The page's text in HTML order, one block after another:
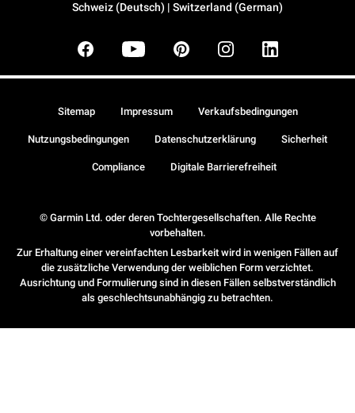
Schweiz (Deutsch) | Switzerland (German)
© Garmin Ltd. oder deren Tochtergesellschaften. Alle Rechte
vorbehalten.
Zur Erhaltung einer vereinfachten Lesbarkeit wird in wenigen Fällen auf
die zusätzliche Verwendung der weiblichen Form verzichtet.
Ausrichtung und Formulierung sind in diesen Fällen selbstverständlich
als geschlechtsunabhängig zu betrachten.
Sitemap Impressum Verkaufsbedingungen
Nutzungsbedingungen Datenschutzerklärung Sicherheit
Compliance Digitale Barrierefreiheit